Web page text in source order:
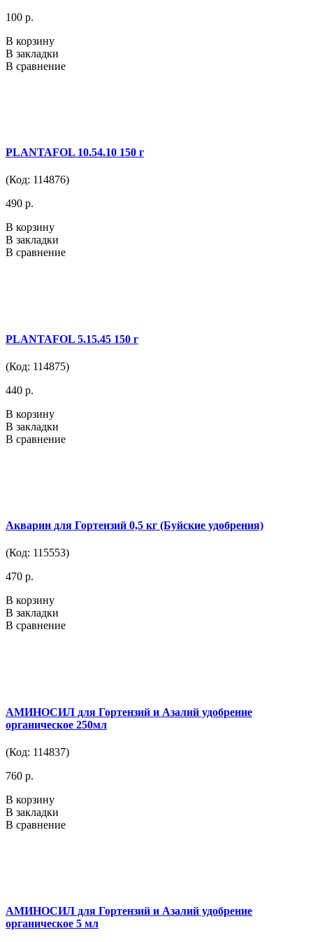
100 р.
В корзину
В закладки
В сравнение
PLANTAFOL 10.54.10 150 г
(Код: 114876)
490 р.
В корзину
В закладки
В сравнение
PLANTAFOL 5.15.45 150 г
(Код: 114875)
440 р.
В корзину
В закладки
В сравнение
Акварин для Гортензий 0,5 кг (Буйские удобрения)
(Код: 115553)
470 р.
В корзину
В закладки
В сравнение
АМИНОСИЛ для Гортензий и Азалий удобрение
органическое 250мл
(Код: 114837)
760 р.
В корзину
В закладки
В сравнение
АМИНОСИЛ для Гортензий и Азалий удобрение
органическое 5 мл